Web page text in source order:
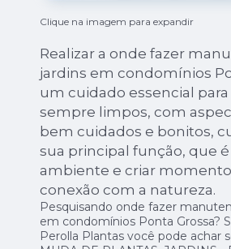
Clique na imagem para expandir
Realizar a onde fazer
jardins em condomínios
um cuidado essencial
sempre limpos, com
bem cuidados e bonitos,
sua principal função, que
ambiente e criar
conexão com a natureza.
Pesquisando onde fazer
em condomínios Ponta Grossa?
Perolla Plantas você pode achar